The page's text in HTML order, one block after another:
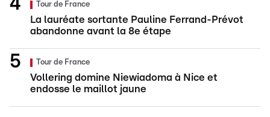
Tour de France
La lauréate sortante Pauline Ferrand-Prévot
abandonne avant la 8e étape
Tour de France
Vollering domine Niewiadoma à Nice et
endosse le maillot jaune